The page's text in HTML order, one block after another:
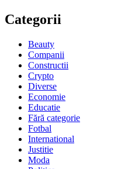
Categorii
Beauty
Companii
Constructii
Crypto
Diverse
Economie
Educatie
Fără categorie
Fotbal
International
Justitie
Moda